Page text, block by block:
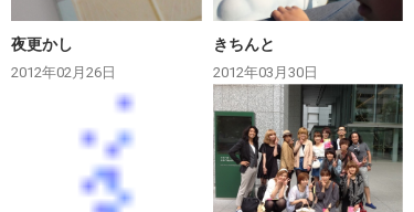
夜更かし
2012年02月26日
きちんと
2012年03月30日